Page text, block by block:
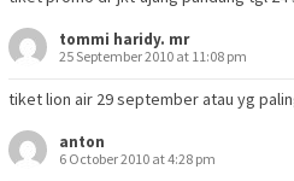
tommi haridy. mr
25 September 2010 at 11:08 pm
tiket lion air 29 september atau yg
anton
6 October 2010 at 4:28 pm